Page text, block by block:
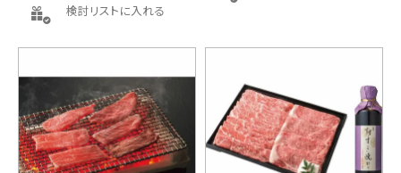
検討リストに入れる